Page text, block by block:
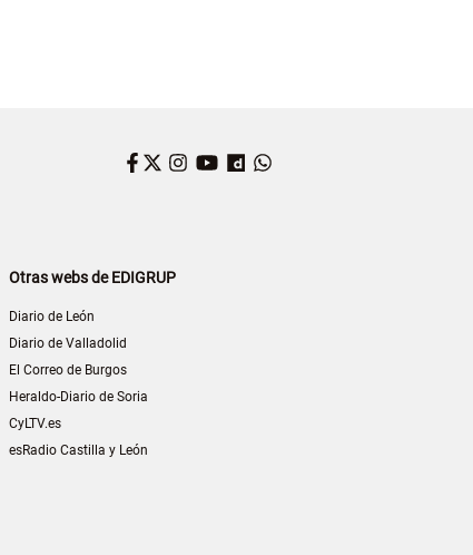
Facebook
Twitter
Instagram
YouTube
Dailymotion
Otras webs de EDIGRUP
Diario de León
Diario de Valladolid
El Correo de Burgos
Heraldo-Diario de Soria
CyLTV.es
esRadio Castilla y León